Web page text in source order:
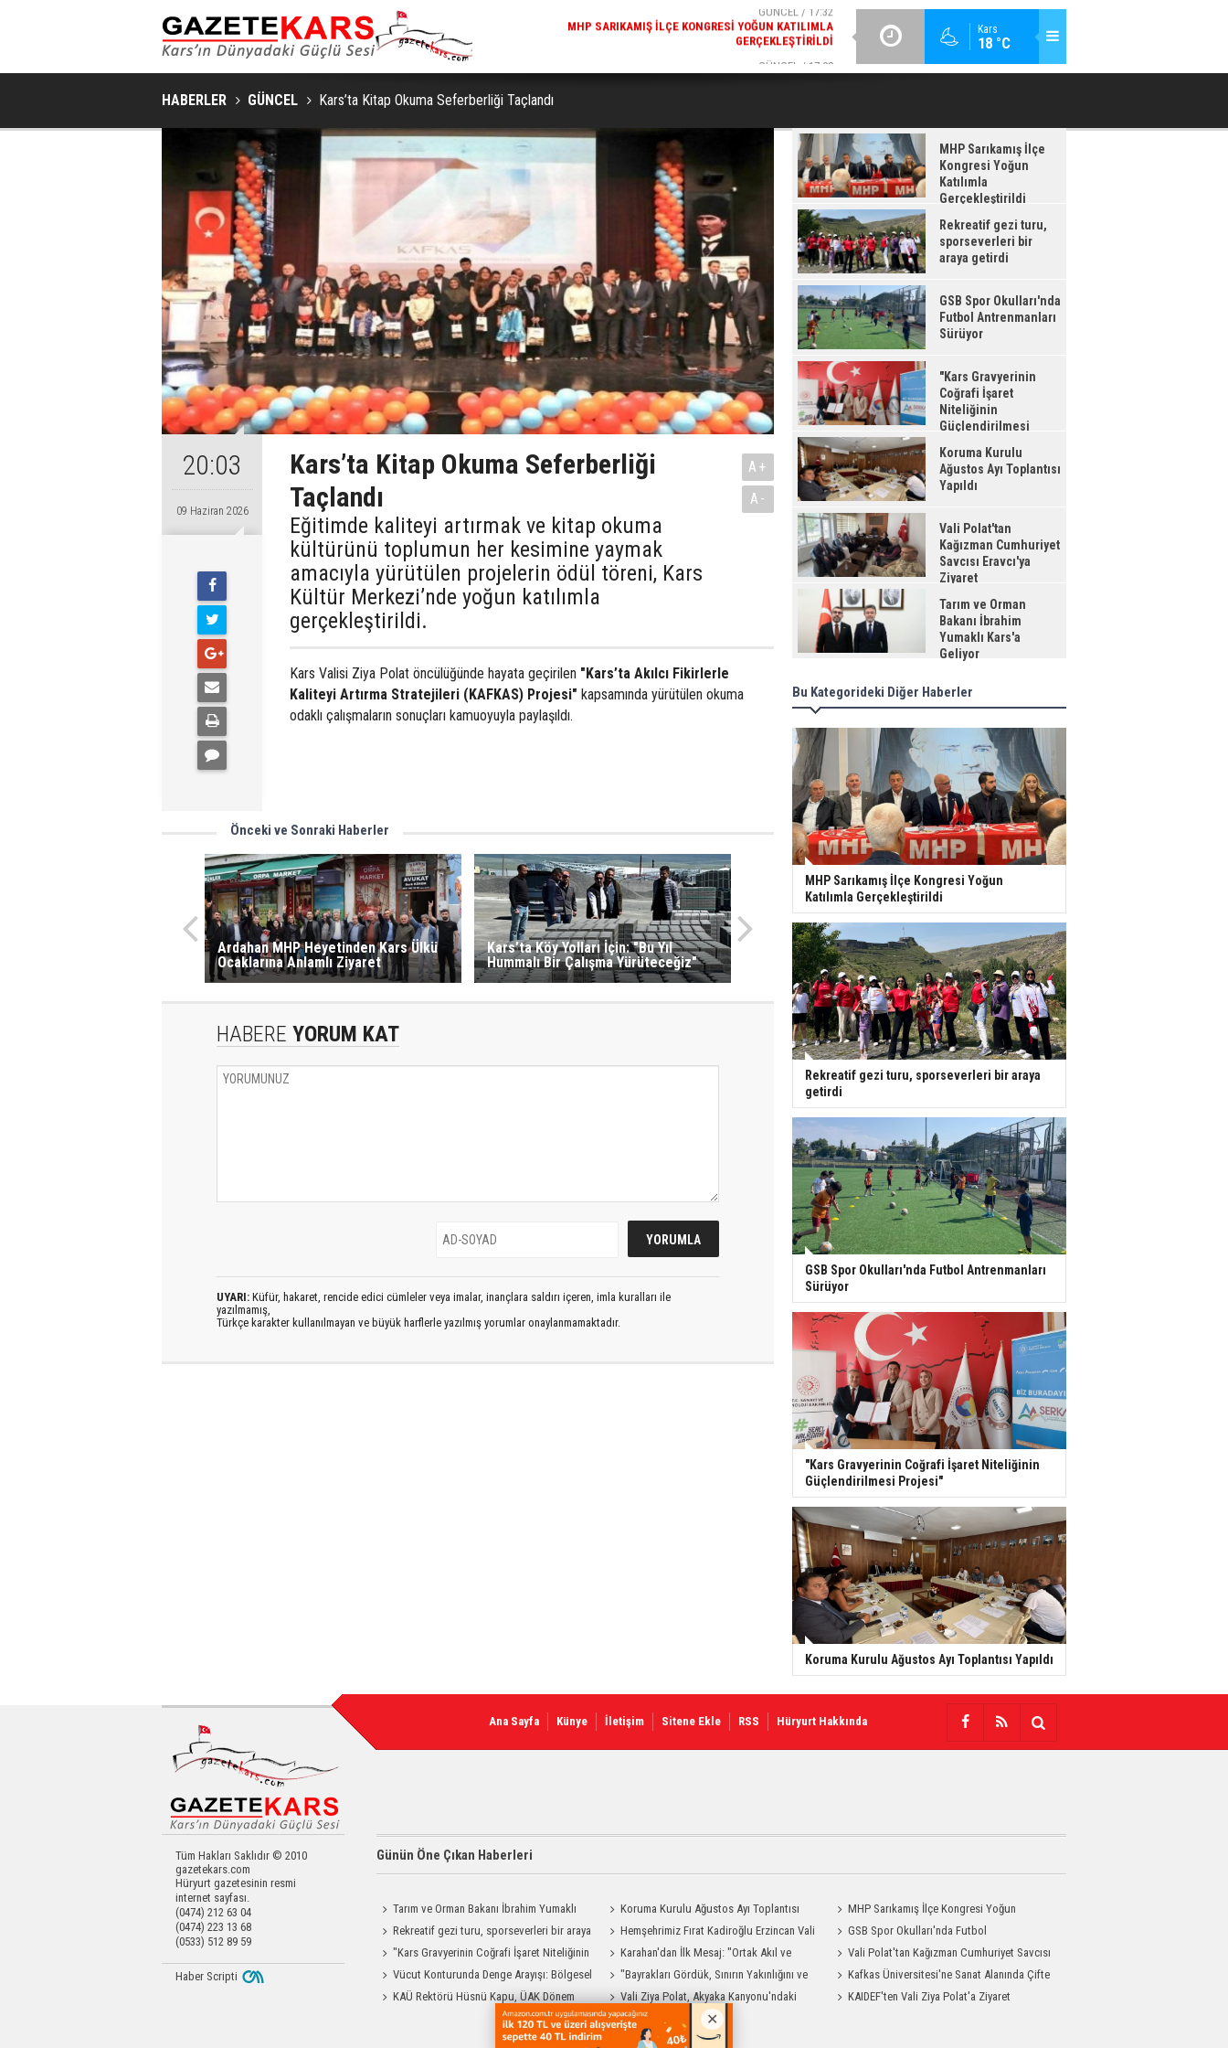
Kars
18 °C
GÜNCEL / 17:08
REKREATIF GEZI TURU, SPORSEVERLERI BIR ARAYA GETIRDI
GSB SPOR OKULLARI'NDA FUTBOL ANTRENMANLARI SÜRÜYOR
HABERLER GÜNCEL Kars’ta Kitap Okuma Seferberliği Taçlandı
20:03
09 Haziran 2026
Kars’ta Kitap Okuma Seferberliği
Taçlandı
Eğitimde kaliteyi artırmak ve kitap okuma
kültürünü toplumun her kesimine yaymak
amacıyla yürütülen projelerin ödül töreni, Kars
Kültür Merkezi’nde yoğun katılımla
gerçekleştirildi.
A+
A-
Kars Valisi Ziya Polat öncülüğünde hayata geçirilen "Kars’ta Akılcı Fikirlerle
Kaliteyi Artırma Stratejileri (KAFKAS) Projesi" kapsamında yürütülen okuma
odaklı çalışmaların sonuçları kamuoyuyla paylaşıldı.
Önceki ve Sonraki Haberler
Ardahan MHP ​Heyetinden Kars Ülkü
Ocaklarına Anlamlı Ziyaret
Kars’ta Köy Yolları İçin: "Bu Yıl
Hummalı Bir Çalışma Yürüteceğiz"
HABERE YORUM KAT
UYARI: Küfür, hakaret, rencide edici cümleler veya imalar, inançlara saldırı içeren, imla kuralları ile
yazılmamış,
Türkçe karakter kullanılmayan ve büyük harflerle yazılmış yorumlar onaylanmamaktadır.
MHP Sarıkamış İlçe
Kongresi Yoğun
Katılımla
Gerçekleştirildi
Rekreatif gezi turu,
sporseverleri bir
araya getirdi
GSB Spor Okulları'nda
Futbol Antrenmanları
Sürüyor
"Kars Gravyerinin
Coğrafi İşaret
Niteliğinin
Güçlendirilmesi
Projesi"
Koruma Kurulu
Ağustos Ayı Toplantısı
Yapıldı
Vali Polat'tan
Kağızman Cumhuriyet
Savcısı Eravcı'ya
Ziyaret
Tarım ve Orman
Bakanı İbrahim
Yumaklı Kars'a
Geliyor
Bu Kategorideki Diğer Haberler
MHP Sarıkamış İlçe Kongresi Yoğun
Katılımla Gerçekleştirildi
Rekreatif gezi turu, sporseverleri bir araya
getirdi
GSB Spor Okulları'nda Futbol Antrenmanları
Sürüyor
"Kars Gravyerinin Coğrafi İşaret Niteliğinin
Güçlendirilmesi Projesi"
Koruma Kurulu Ağustos Ayı Toplantısı Yapıldı
Ana Sayfa Künye İletişim Sitene Ekle RSS Hüryurt Hakkında
Tüm Hakları Saklıdır © 2010
gazetekars.com
Hüryurt gazetesinin resmi
internet sayfası.
(0474) 212 63 04
(0474) 223 13 68
(0533) 512 89 59
Günün Öne Çıkan Haberleri
Tarım ve Orman Bakanı İbrahim Yumaklı
Kars'a Geliyor
Koruma Kurulu Ağustos Ayı Toplantısı
Yapıldı
MHP Sarıkamış İlçe Kongresi Yoğun
Katılımla Gerçekleştirildi
Rekreatif gezi turu, sporseverleri bir araya
getirdi
Hemşehrimiz Fırat Kadiroğlu Erzincan Vali
Yardımcılığına Atandı
GSB Spor Okulları'nda Futbol
Antrenmanları Sürüyor
"Kars Gravyerinin Coğrafi İşaret Niteliğinin
Güçlendirilmesi Projesi"
Karahan'dan İlk Mesaj: "Ortak Akıl ve
Dayanışmayla Çalışacağız"
Vali Polat'tan Kağızman Cumhuriyet Savcısı
Eravcı'ya Ziyaret
Vücut Konturunda Denge Arayışı: Bölgesel
Yağ Alma Sürecinin Tüm Aşamaları
"Bayrakları Gördük, Sınırın Yakınlığını ve
Uzaklığını Aynı Anda Hissettik"
Kafkas Üniversitesi'ne Sanat Alanında Çifte
Gurur
KAÜ Rektörü Hüsnü Kapu, ÜAK Dönem
Vali Ziya Polat, Akyaka Kanyonu'ndaki
Rafting Heyecanına Katıldı
KAIDEF'ten Vali Ziya Polat'a Ziyaret
Haber Scripti